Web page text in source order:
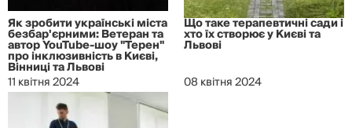
Як зробити українські міста
безбар'єрними: Ветеран та
автор YouTube-шоу "Терен"
про інклюзивність в Києві,
Вінниці та Львові
11 квітня 2024
Що таке терапевтичні сади і
хто їх створює у Києві та
Львові
08 квітня 2024